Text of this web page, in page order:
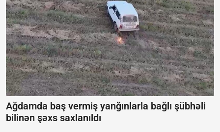
Ağdamda baş vermiş yanğınlarla bağlı şübhəli
bilinən şəxs saxlanıldı